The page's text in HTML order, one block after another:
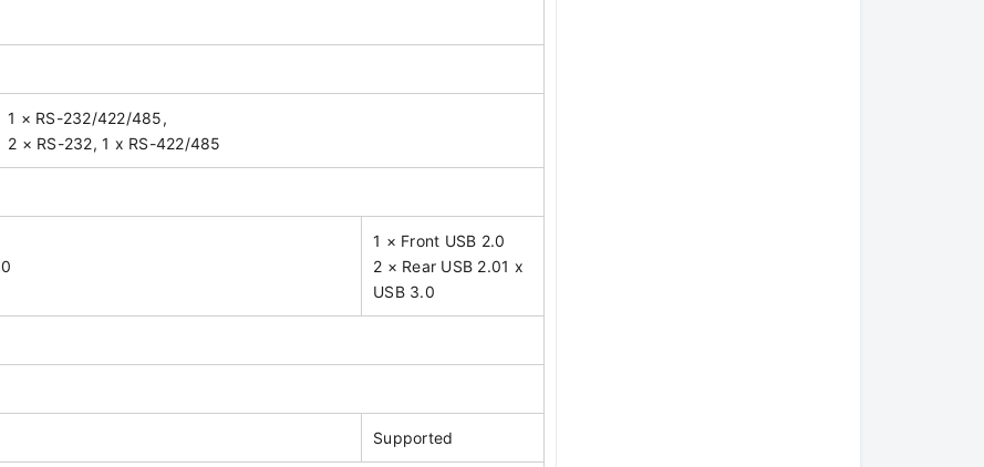
1 × RS-232/422/485,
2 × RS-232, 1 x RS-422/485
1 × Front USB 2.0
2 × Rear USB 2.01 x
USB 3.0
Supported